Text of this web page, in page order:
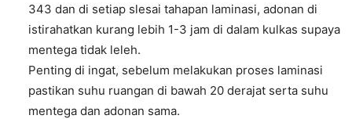
343 dan di setiap slesai tahapan laminasi, adonan di
istirahatkan kurang lebih 1-3 jam di dalam kulkas supaya
mentega tidak leleh.
Penting di ingat, sebelum melakukan proses laminasi
pastikan suhu ruangan di bawah 20 derajat serta suhu
mentega dan adonan sama.